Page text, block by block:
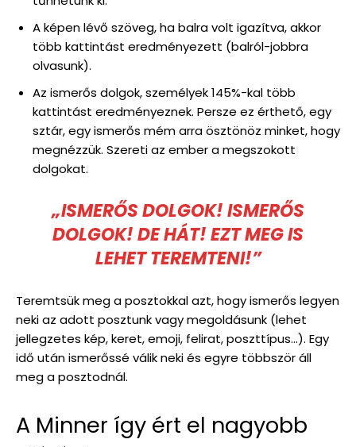
A képen lévő szöveg, ha balra volt igazítva, akkor
több kattintást eredményezett (balról-jobbra
olvasunk).
Az ismerős dolgok, személyek 145%-kal több
kattintást eredményeznek. Persze ez érthető, egy
sztár, egy ismerős mém arra ösztönöz minket, hogy
megnézzük. Szereti az ember a megszokott
dolgokat.
„ISMERŐS DOLGOK! ISMERŐS
DOLGOK! DE HÁT! EZT MEG IS
LEHET TEREMTENI!”
Teremtsük meg a posztokkal azt, hogy ismerős legyen
neki az adott posztunk vagy megoldásunk (lehet
jellegzetes kép, keret, emoji, felirat, poszttípus…). Egy
idő után ismerőssé válik neki és egyre többször áll
meg a posztodnál.
A Minner így ért el nagyobb